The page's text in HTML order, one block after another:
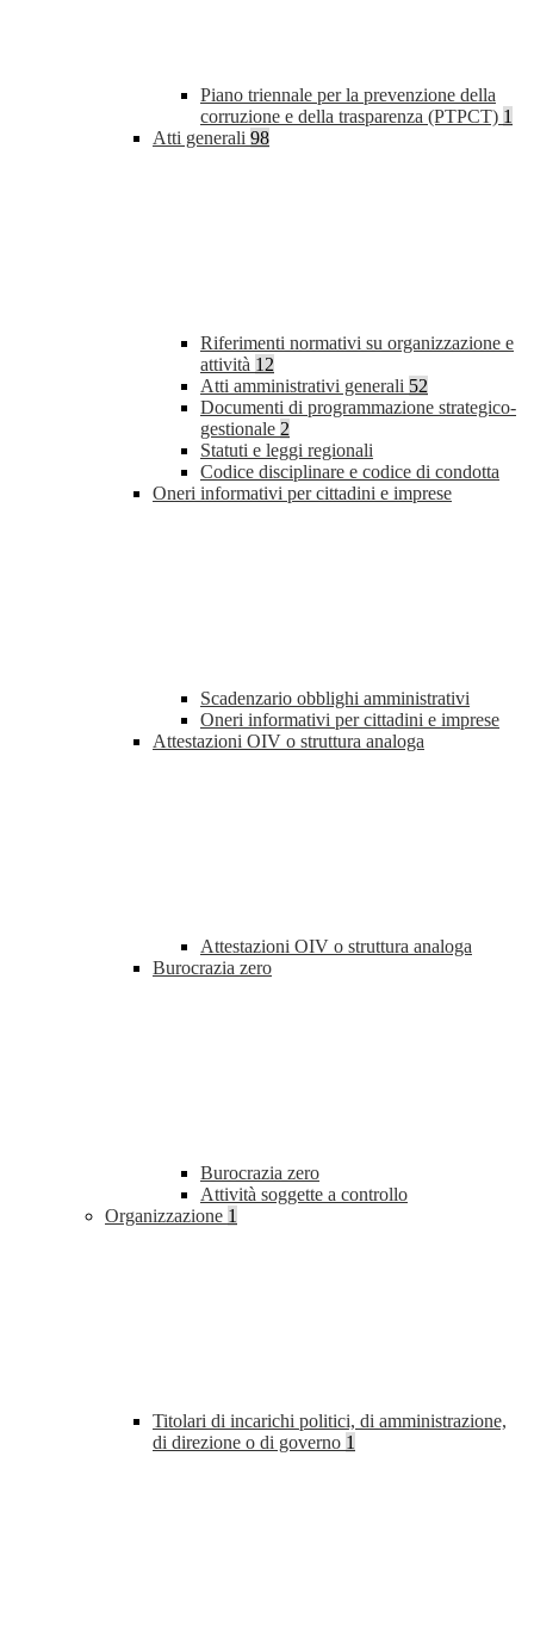
Piano triennale per la prevenzione della
corruzione e della trasparenza (PTPCT) 1
Atti generali 98
Riferimenti normativi su organizzazione e
attività 12
Atti amministrativi generali 52
Documenti di programmazione strategico-
gestionale 2
Statuti e leggi regionali
Codice disciplinare e codice di condotta
Oneri informativi per cittadini e imprese
Scadenzario obblighi amministrativi
Oneri informativi per cittadini e imprese
Attestazioni OIV o struttura analoga
Attestazioni OIV o struttura analoga
Burocrazia zero
Burocrazia zero
Attività soggette a controllo
Organizzazione 1
Titolari di incarichi politici, di amministrazione,
di direzione o di governo 1